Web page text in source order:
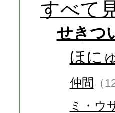
すべて
せきつ
ほに
仲間 （
ミ・ウ